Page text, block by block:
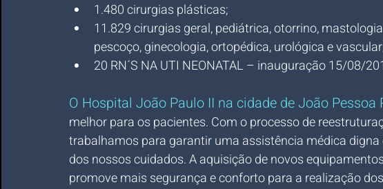
1.480 cirurgias plásticas;⠀
11.829 cirurgias geral, pediátrica, otorrino,
pescoço, ginecologia, ortopédica, urológica e
20 RN´S NA UTI NEONATAL – inauguração 15/08/
O Hospital João Paulo II na cidade de João Pessoa
melhor para os pacientes. Com o processo de
trabalhamos para garantir uma assistência médica
dos nossos cuidados. A aquisição de novos
promove mais segurança e conforto para a realização